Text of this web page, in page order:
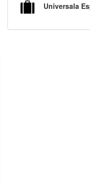
Universala